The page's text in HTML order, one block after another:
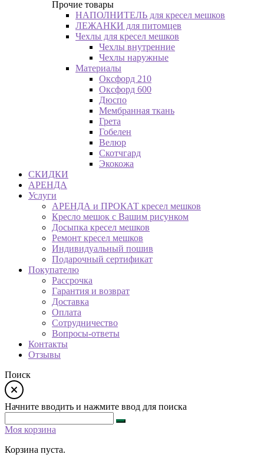
Прочие товары
НАПОЛНИТЕЛЬ для кресел мешков
ЛЕЖАНКИ для питомцев
Чехлы для кресел мешков
Чехлы внутренние
Чехлы наружные
Материалы
Оксфорд 210
Оксфорд 600
Дюспо
Мембранная ткань
Грета
Гобелен
Велюр
Скотчгард
Экокожа
СКИДКИ
АРЕНДА
Услуги
АРЕНДА и ПРОКАТ кресел мешков
Кресло мешок с Вашим рисунком
Досыпка кресел мешков
Ремонт кресел мешков
Индивидуальный пошив
Подарочный сертификат
Покупателю
Рассрочка
Гарантия и возврат
Доставка
Оплата
Сотрудничество
Вопросы-ответы
Контакты
Отзывы
Поиск
Начните вводить и нажмите ввод для поиска
Моя корзина
Корзина пуста.